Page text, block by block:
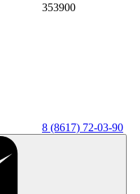
353900
8 (8617) 72-03-90